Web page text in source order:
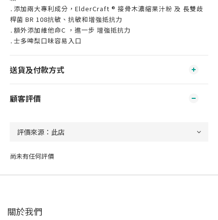
․添加兩大專利成分，ElderCraft ® 接骨木濃縮果汁粉 及 長雙歧
桿菌 BR 108抗敏、抗敏和增強抵抗力
․額外添加維他命C ，進一步 增強抵抗力
․士多啤梨口味容易入口
送貨及付款方式
顧客評價
尚未有任何評價
關於我們‎